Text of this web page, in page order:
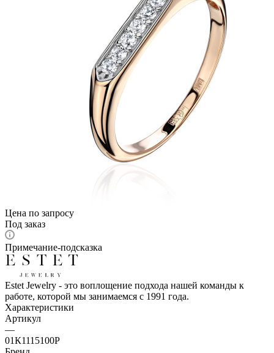
Цена по запросу
Под заказ
Примечание-подсказка
Estet Jewelry - это воплощение подхода нашей команды к
работе, которой мы занимаемся с 1991 года.
Характеристики
Артикул
—
01К1115100Р